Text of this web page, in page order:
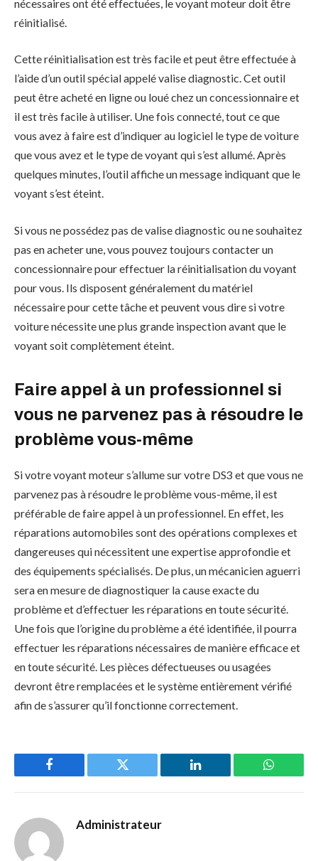
nécessaires ont été effectuées, le voyant moteur doit être
réinitialisé.
Cette réinitialisation est très facile et peut être effectuée à
l’aide d’un outil spécial appelé valise diagnostic. Cet outil
peut être acheté en ligne ou loué chez un concessionnaire et
il est très facile à utiliser. Une fois connecté, tout ce que
vous avez à faire est d’indiquer au logiciel le type de voiture
que vous avez et le type de voyant qui s’est allumé. Après
quelques minutes, l’outil affiche un message indiquant que le
voyant s’est éteint.
Si vous ne possédez pas de valise diagnostic ou ne souhaitez
pas en acheter une, vous pouvez toujours contacter un
concessionnaire pour effectuer la réinitialisation du voyant
pour vous. Ils disposent généralement du matériel
nécessaire pour cette tâche et peuvent vous dire si votre
voiture nécessite une plus grande inspection avant que le
voyant soit complètement éteint.
Faire appel à un professionnel si
vous ne parvenez pas à résoudre le
problème vous-même
Si votre voyant moteur s’allume sur votre DS3 et que vous ne
parvenez pas à résoudre le problème vous-même, il est
préférable de faire appel à un professionnel. En effet, les
réparations automobiles sont des opérations complexes et
dangereuses qui nécessitent une expertise approfondie et
des équipements spécialisés. De plus, un mécanicien aguerri
sera en mesure de diagnostiquer la cause exacte du
problème et d’effectuer les réparations en toute sécurité.
Une fois que l’origine du problème a été identifiée, il pourra
effectuer les réparations nécessaires de manière efficace et
en toute sécurité. Les pièces défectueuses ou usagées
devront être remplacées et le système entièrement vérifié
afin de s’assurer qu’il fonctionne correctement.
Facebook Twitter LinkedIn
Administrateur